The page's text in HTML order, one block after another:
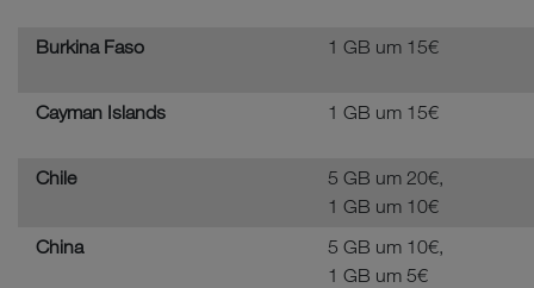
Burkina Faso 1 GB um 15€
Cayman Islands 1 GB um 15€
Chile
5 GB um 20€,
1 GB um 10€
China
5 GB um 10€,
1 GB um 5€